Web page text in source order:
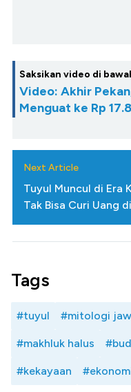
Saksikan video di
Video: Akhir
Menguat ke Rp
Next Article
Tuyul Muncul di Era
Tak Bisa Curi Uang
Tags
#tuyul #mitologi
#makhluk halus
#kekayaan